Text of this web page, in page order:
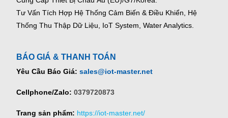
Tư Vấn Tích Hợp Hệ Thống Cảm Biến & Điều Khiển, Hệ
Thống Thu Thập Dữ Liệu, IoT System, Water Analytics.
BÁO GIÁ & THANH TOÁN
Yêu Cầu Báo Giá: sales@iot-master.net
Cellphone/Zalo: 0379720873
Trang sản phẩm: https://iot-master.net/